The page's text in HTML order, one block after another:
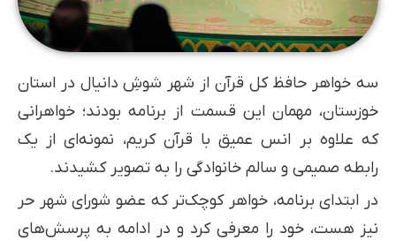
سه خواهر حافظ کل قرآن از شهر شوشِ دانیال در استان
خوزستان، مهمان این قسمت از برنامه بودند؛ خواهرانی
که علاوه بر انس عمیق با قرآن کریم، نمونه‌ای از یک
رابطه صمیمی و سالم خانوادگی را به تصویر کشیدند.
در ابتدای برنامه، خواهر کوچک‌تر که عضو شورای شهر حر
نیز هست، خود را معرفی کرد و در ادامه به پرسش‌های